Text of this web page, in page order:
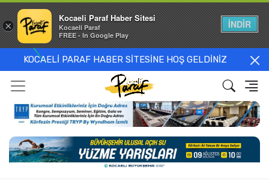
KOCAELİ PARAF HABER SİTESİNE HOŞ GELDİNİZ
×
Kocaeli Paraf Haber Sitesi
Kocaeli Paraf
FREE - In Google Play
İNDİR